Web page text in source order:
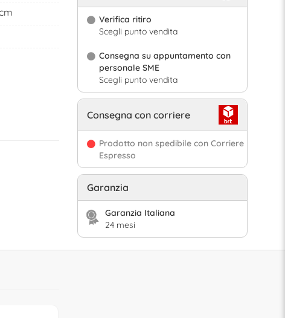
Verifica ritiro
Scegli punto vendita
Consegna su appuntamento con
personale SME
Scegli punto vendita
Consegna con corriere
Prodotto non spedibile con Corriere
Espresso
Garanzia
Garanzia Italiana
24 mesi